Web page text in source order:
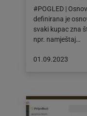
#POGLED |
definirana je
svaki kupac zna
npr. namještaj…
Objava
01.09.2023